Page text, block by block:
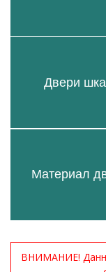
Двери
Материал
ВНИМАНИЕ!